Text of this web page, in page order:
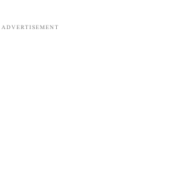
ADVERTISEMENT